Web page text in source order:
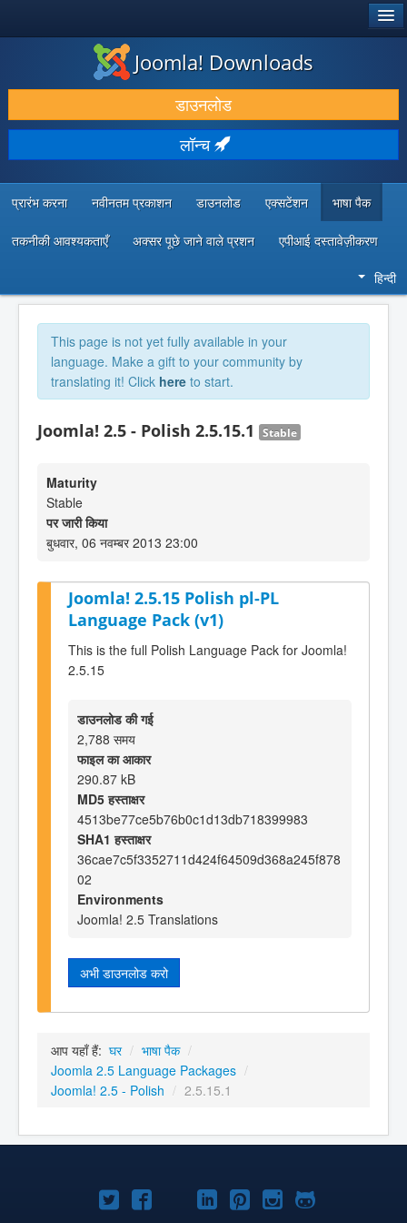
डाउनलोड करें और बढ़ाएं
खोजें और जानें
सामुदायिक समर्थन
डेवलपर संसाधन
Joomla! Downloads
डाउनलोड
लॉन्च
प्रारंभ करना नवीनतम प्रकाशन डाउनलोड एक्सटेंशन भाषा पैक
तकनीकी आवश्यकताएँ अक्सर पूछे जाने वाले प्रशन एपीआई दस्तावेज़ीकरण
हिन्दी
This page is not yet fully available in your
language. Make a gift to your community by
translating it! Click here to start.
Joomla! 2.5 - Polish 2.5.15.1 Stable
Maturity
Stable
पर जारी किया
बुधवार, 06 नवम्बर 2013 23:00
Joomla! 2.5.15 Polish pl-PL
Language Pack (v1)
This is the full Polish Language Pack for Joomla!
2.5.15
डाउनलोड की गई
2,788 समय
फाइल का आकार
290.87 kB
MD5 हस्ताक्षर
4513be77ce5b76b0c1d13db718399983
SHA1 हस्ताक्षर
36cae7c5f3352711d424f64509d368a245f878
02
Environments
Joomla! 2.5 Translations
अभी डाउनलोड करो
आप यहाँ हैं: घर / भाषा पैक /
Joomla 2.5 Language Packages /
Joomla! 2.5 - Polish / 2.5.15.1
Joomla!Joomla!Joomla!
Joomla!Joomla!
Joomla!Joomla!